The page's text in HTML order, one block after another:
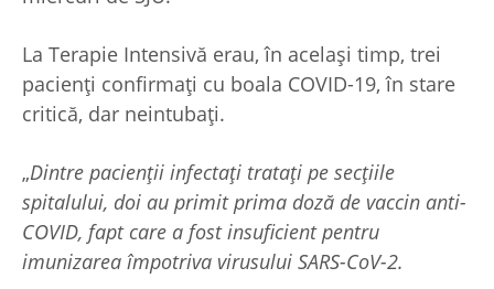
La Terapie Intensivă erau, în același timp, trei
pacienți confirmați cu boala COVID-19, în stare
critică, dar neintubaţi.
„Dintre pacienții infectați tratați pe secțiile
spitalului, doi au primit prima doză de vaccin anti-
COVID, fapt care a fost insuficient pentru
imunizarea împotriva virusului SARS-CoV-2.